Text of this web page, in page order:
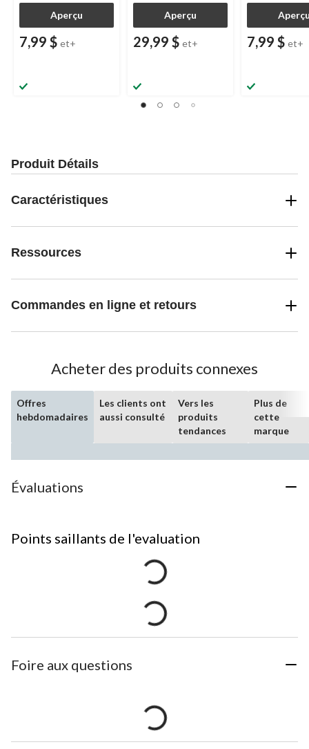
Aperçu
7,99 $ et+
Aperçu
29,99 $ et+ 7,99 $ et+
Produit Détails
Caractéristiques
Ressources
Commandes en ligne et retours
Acheter des produits connexes
Offres
hebdomadaires
Les clients ont
aussi consulté
Vers les
produits
tendances
Plus de
cette
marque
Évaluations
Points saillants de l'evaluation
Foire aux questions